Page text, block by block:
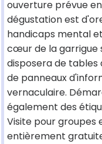
ouverture prévue
dégustation est
handicaps mental
cœur de la garrigue
disposera de
de panneaux
vernaculaire.
également des
Visite pour groupes
entièrement